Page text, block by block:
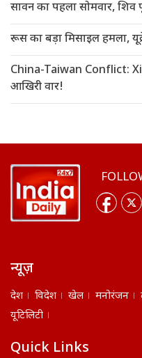
सावन का पहला सोमवार,
रूस का बड़ा मिसाइल हमला,
China-Taiwan Conflict: Xi
आखिरी वार!
न्यूज़
देश विदेश खेल मनोरंजन
यूटिलिटी
Quick Links